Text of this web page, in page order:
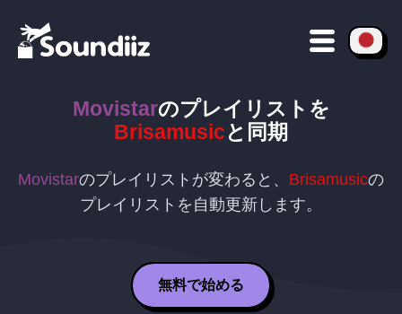
Movistarのプレイリストを
Brisamusicと同期
Movistarのプレイリストが変わると、 Brisamusicの
プレイリストを自動更新します。
無料で始める